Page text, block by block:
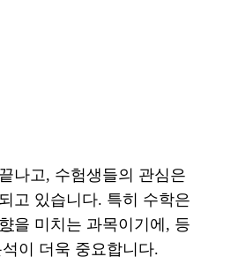
나고, 수험생들의 관심은
고 있습니다. 특히 수학은
을 미치는 과목이기에, 등
이 더욱 중요합니다.